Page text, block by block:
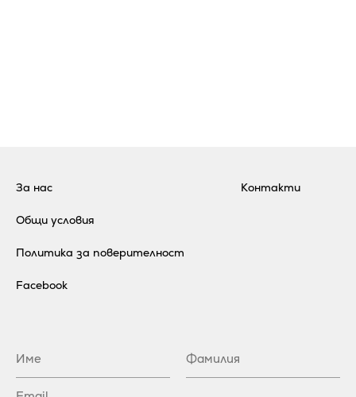
За нас
Общи условия
Политика за поверителност
Контакти
Facebook